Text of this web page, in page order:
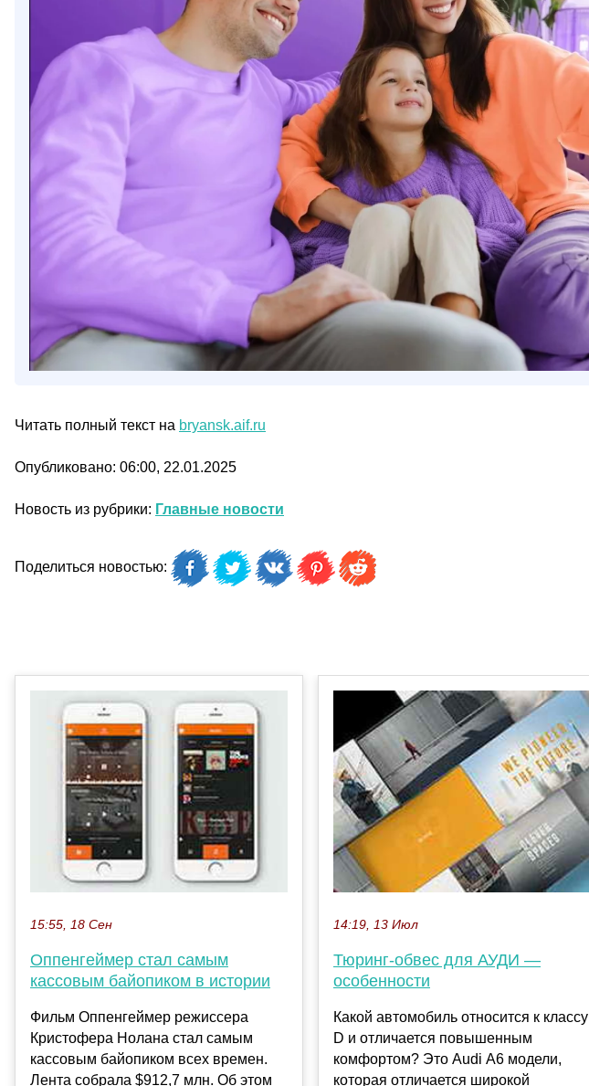
Читать полный текст на bryansk.aif.ru
Опубликовано: 06:00, 22.01.2025
Новость из рубрики: Главные новости
Поделиться новостью:
15:55, 18 Сен
Оппенгеймер стал самым
кассовым байопиком в истории
Фильм Оппенгеймер режиссера
Кристофера Нолана стал самым
кассовым байопиком всех времен.
Лента собрала $912,7 млн. Об этом
14:19, 13 Июл
Тюринг-обвес для АУДИ —
особенности
Какой автомобиль относится к классу
D и отличается повышенным
комфортом? Это Audi А6 модели,
которая отличается широкой